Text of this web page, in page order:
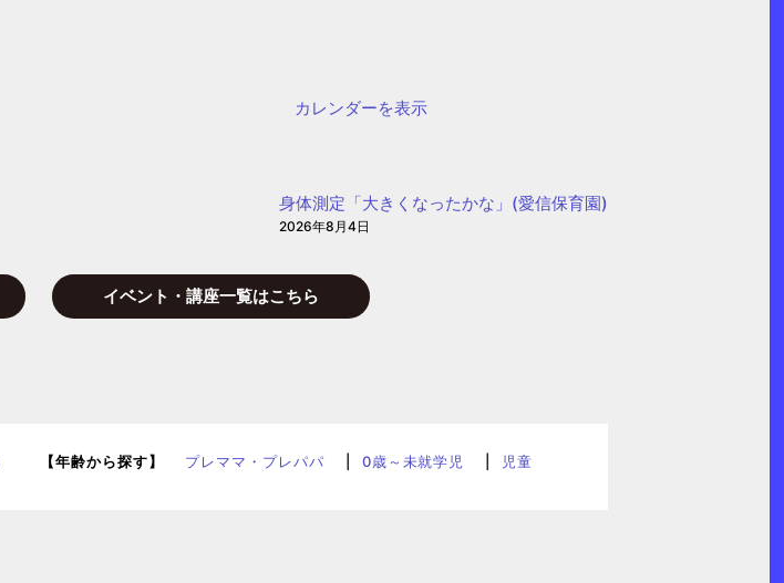
カレンダーを表示
身体測定「大きくなったかな」(愛信保育園)
2026年8月4日
イベント・講座一覧はこちら
【年齢から探す】 プレママ・プレパパ 0歳～未就学児 児童